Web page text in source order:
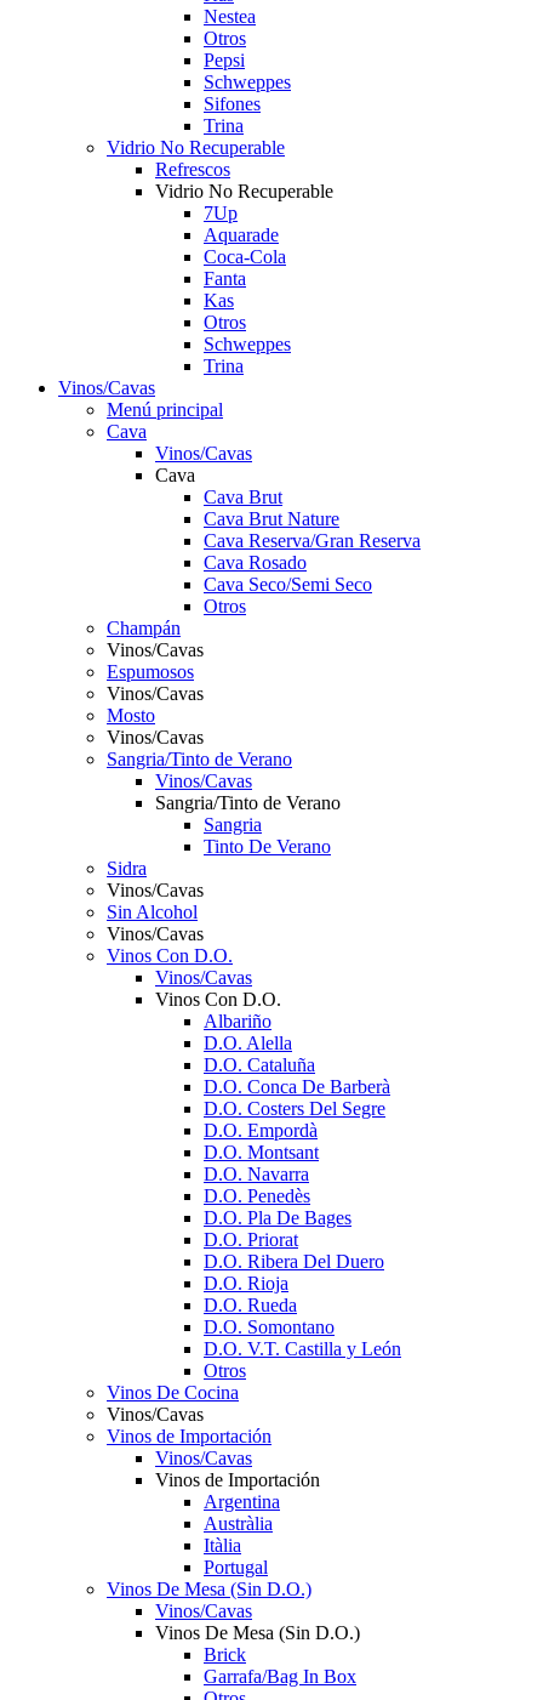
Nestea
Otros
Pepsi
Schweppes
Sifones
Trina
Vidrio No Recuperable
Refrescos
Vidrio No Recuperable
7Up
Aquarade
Coca-Cola
Fanta
Kas
Otros
Schweppes
Trina
Vinos/Cavas
Menú principal
Cava
Vinos/Cavas
Cava
Cava Brut
Cava Brut Nature
Cava Reserva/Gran Reserva
Cava Rosado
Cava Seco/Semi Seco
Otros
Champán
Vinos/Cavas
Espumosos
Vinos/Cavas
Mosto
Vinos/Cavas
Sangria/Tinto de Verano
Vinos/Cavas
Sangria/Tinto de Verano
Sangria
Tinto De Verano
Sidra
Vinos/Cavas
Sin Alcohol
Vinos/Cavas
Vinos Con D.O.
Vinos/Cavas
Vinos Con D.O.
Albariño
D.O. Alella
D.O. Cataluña
D.O. Conca De Barberà
D.O. Costers Del Segre
D.O. Empordà
D.O. Montsant
D.O. Navarra
D.O. Penedès
D.O. Pla De Bages
D.O. Priorat
D.O. Ribera Del Duero
D.O. Rioja
D.O. Rueda
D.O. Somontano
D.O. V.T. Castilla y León
Otros
Vinos De Cocina
Vinos/Cavas
Vinos de Importación
Vinos/Cavas
Vinos de Importación
Argentina
Austràlia
Itàlia
Portugal
Vinos De Mesa (Sin D.O.)
Vinos/Cavas
Vinos De Mesa (Sin D.O.)
Brick
Garrafa/Bag In Box